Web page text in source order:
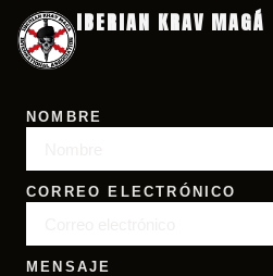
IBERIAN KRAV MAGÁ
NOMBRE
CORREO ELECTRÓNICO
MENSAJE